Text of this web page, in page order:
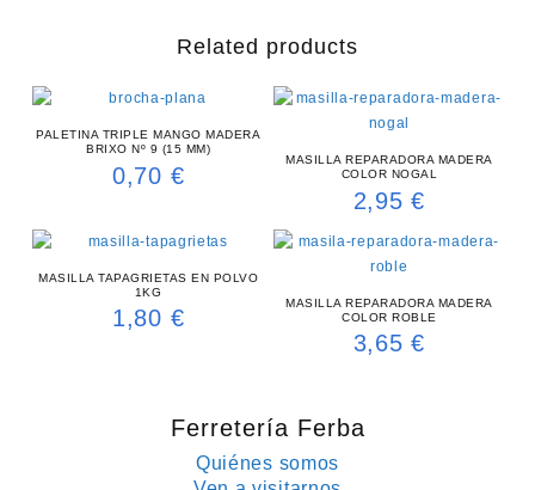
Related products
PALETINA TRIPLE MANGO MADERA
BRIXO Nº 9 (15 MM)
0,70 €
MASILLA REPARADORA MADERA
COLOR NOGAL
2,95€
MASILLA TAPAGRIETAS EN POLVO
1KG
1,80 €
MASILLA REPARADORA MADERA
COLOR ROBLE
3,65€
Ferretería Ferba
Quiénes somos